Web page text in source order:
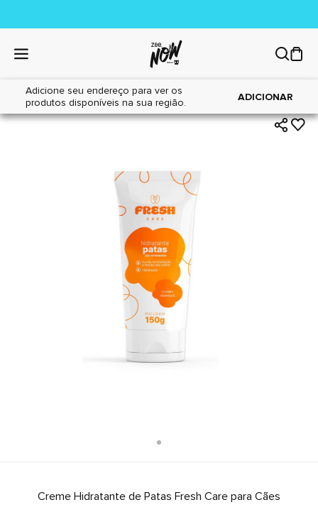
Adicione seu endereço para ver os
produtos disponíveis na sua região.
ADICIONAR
Home|Cães|Higiene
Creme Hidratante de Patas Fresh Care para Cães